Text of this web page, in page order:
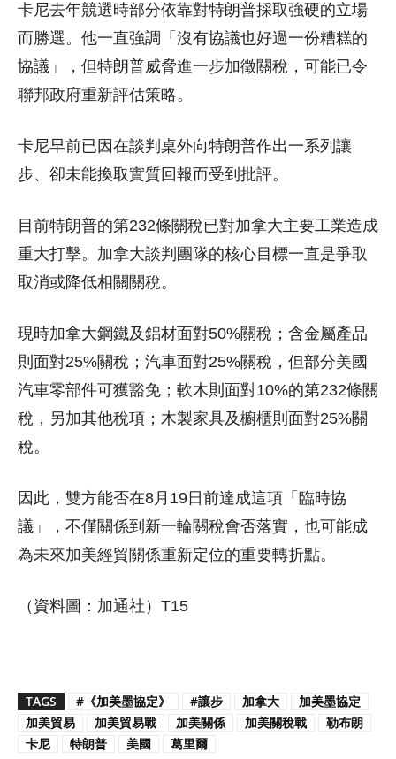
卡尼去年競選時部分依靠對特朗普採取強硬的立場
而勝選。他一直強調「沒有協議也好過一份糟糕的
協議」，但特朗普威脅進一步加徵關稅，可能已令
聯邦政府重新評估策略。
卡尼早前已因在談判桌外向特朗普作出一系列讓
步、卻未能換取實質回報而受到批評。
目前特朗普的第232條關稅已對加拿大主要工業造成
重大打擊。加拿大談判團隊的核心目標一直是爭取
取消或降低相關關稅。
現時加拿大鋼鐵及鋁材面對50%關稅；含金屬產品
則面對25%關稅；汽車面對25%關稅，但部分美國
汽車零部件可獲豁免；軟木則面對10%的第232條關
稅，另加其他稅項；木製家具及櫥櫃則面對25%關
稅。
因此，雙方能否在8月19日前達成這項「臨時協
議」，不僅關係到新一輪關稅會否落實，也可能成
為未來加美經貿關係重新定位的重要轉折點。
（資料圖：加通社）T15
TAGS #《加美墨協定》 #讓步 加拿大
加美墨協定
加美貿易
加美貿易戰 加美關係 加美關稅戰
勒布朗
卡尼
特朗普 美國 葛里爾